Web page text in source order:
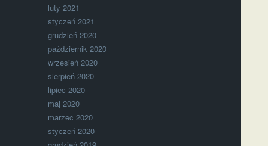
luty 2021
styczeń 2021
grudzień 2020
październik 2020
wrzesień 2020
sierpień 2020
lipiec 2020
maj 2020
marzec 2020
styczeń 2020